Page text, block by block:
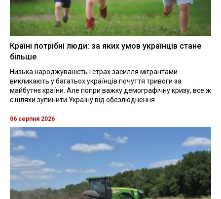
Країні потрібні люди: за яких умов українців стане
більше
Низька народжуваність і страх засилля мігрантами
викликають у багатьох українців почуття тривоги за
майбутнє країни. Але попри важку демографічну кризу, все ж
є шляхи зупинити Україну від обезлюднення
06 серпня 2026